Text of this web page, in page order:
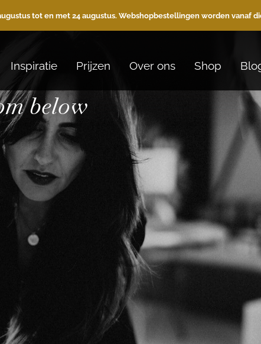
tot en met 24 augustus. Webshopbestellingen worden vanaf
Inspiratie Prijzen Over ons Shop
below